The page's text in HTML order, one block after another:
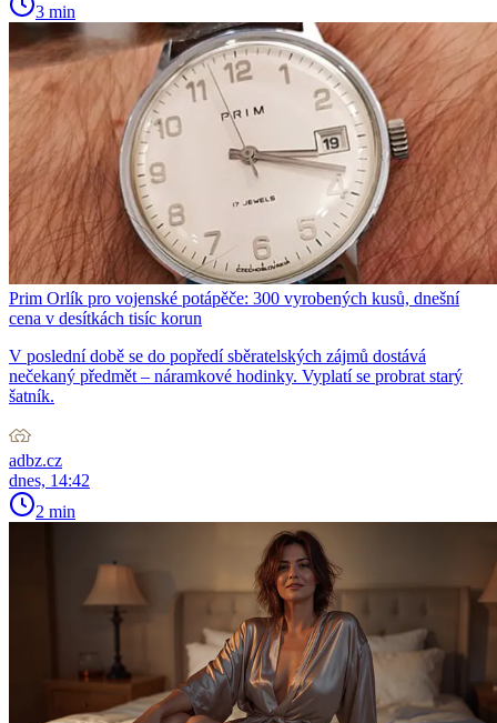
3 min
Prim Orlík pro vojenské potápěče: 300 vyrobených kusů, dnešní
cena v desítkách tisíc korun
V poslední době se do popředí sběratelských zájmů dostává
nečekaný předmět – náramkové hodinky. Vyplatí se probrat starý
šatník.
adbz.cz
dnes, 14:42
2 min